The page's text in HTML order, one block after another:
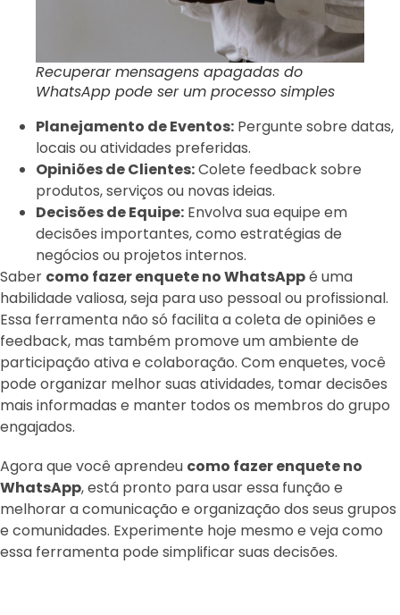
Recuperar mensagens apagadas do
WhatsApp pode ser um processo simples
Planejamento de Eventos: Pergunte sobre datas,
locais ou atividades preferidas.
Opiniões de Clientes:Colete feedback sobre
produtos, serviços ou novas ideias.
Decisões de Equipe: Envolva sua equipe em
decisões importantes, como estratégias de
negócios ou projetos internos.
Saber como fazer enquete no WhatsAppé uma
habilidade valiosa, seja para uso pessoal ou profissional.
Essa ferramenta não só facilita a coleta de opiniões e
feedback, mas também promove um ambiente de
participação ativa e colaboração. Com enquetes, você
pode organizar melhor suas atividades, tomar decisões
mais informadas e manter todos os membros do grupo
engajados.
Agora que você aprendeu como fazer enquete no
WhatsApp, está pronto para usar essa função e
melhorar a comunicação e organização dos seus grupos
e comunidades. Experimente hoje mesmo e veja como
essa ferramenta pode simplificar suas decisões.